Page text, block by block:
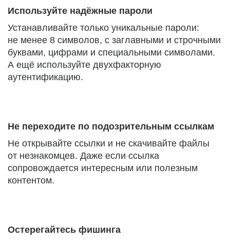
Используйте надёжные пароли
Устанавливайте только уникальные пароли:
не менее 8 символов, с заглавными и строчными
буквами, цифрами и специальными символами.
А ещё используйте двухфакторную
аутентификацию.
Не переходите по подозрительным ссылкам
Не открывайте ссылки и не скачивайте файлы
от незнакомцев. Даже если ссылка
сопровождается интересным или полезным
контентом.
Остерегайтесь фишинга